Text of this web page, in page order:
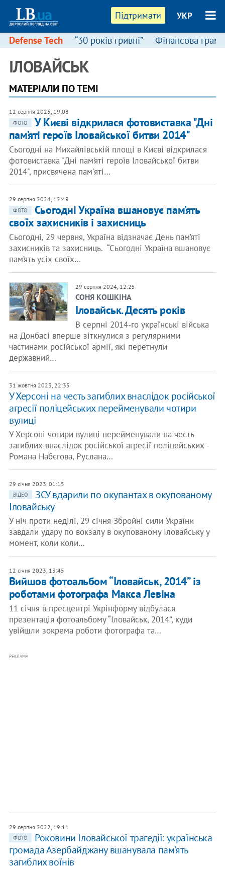
Підтримати УКР
Defense Tech “30 років гривні” Фінансова
ІЛОВАЙСЬК
МАТЕРІАЛИ ПО ТЕМІ
12 серпня 2025, 19:08
ФОТО
У Києві відкрилася фотовиставка "Дні
пам’яті героїв Іловайської битви 2014"
Сьогодні на Михайлівській площі в Києві відкрилася
фотовиставка "Дні пам’яті героїв Іловайської битви
2014", присвячена пам'яті…
29 серпня 2024, 12:49
ФОТО
Сьогодні Україна вшановує пам’ять
своїх захисників і захисниць
Сьогодні, 29 червня, Україна відзначає День пам’яті
захисників та захисниць. “Сьогодні Україна вшановує
пам’ять усіх своїх…
29 серпня 2024, 12:25
СОНЯ КОШКІНА
Іловайськ. Десять років
В серпні 2014-го українські війська
на Донбасі вперше зіткнулися з регулярними
частинами російської армії, які перетнули
державний…
31 жовтня 2023, 22:35
У Херсоні на честь загиблих внаслідок російської
агресії поліцейських перейменували чотири
вулиці
У Херсоні чотири вулиці перейменували на честь
загиблих внаслідок російської агресії поліцейських -
Романа Набєгова, Руслана…
29 січня 2023, 01:15
ВІДЕО
ЗСУ вдарили по окупантах в окупованому
Іловайську
У ніч проти неділі, 29 січня Збройні сили України
завдали удару по вокзалу в окупованому Іловайську у
момент, коли коли…
12 січня 2023, 13:45
Вийшов фотоальбом “Іловайськ, 2014” із
роботами фотографа Макса Левіна
11 січня в пресцентрі Укрінформу відбулася
презентація фотоальбому “Іловайськ, 2014”, куди
увійшли зокрема роботи фотографа та…
РЕКЛАМА
29 серпня 2022, 19:11
ФОТО
Роковини Іловайської трагедії: українська
громада Азербайджану вшанувала пам’ять
загиблих воїнів